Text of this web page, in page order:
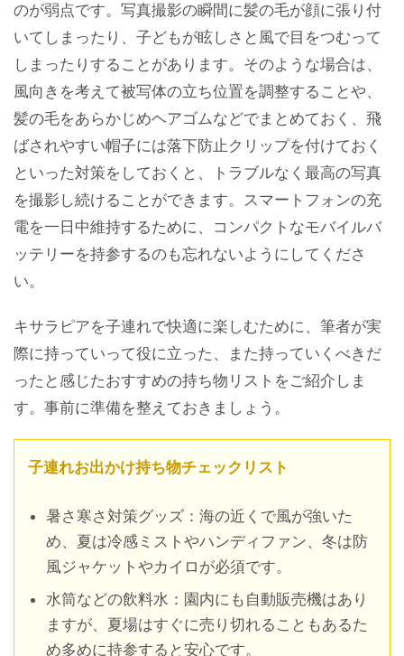
のが弱点です。写真撮影の瞬間に髪の毛が顔に張り付
いてしまったり、子どもが眩しさと風で目をつむって
しまったりすることがあります。そのような場合は、
風向きを考えて被写体の立ち位置を調整することや、
髪の毛をあらかじめヘアゴムなどでまとめておく、飛
ばされやすい帽子には落下防止クリップを付けておく
といった対策をしておくと、トラブルなく最高の写真
を撮影し続けることができます。スマートフォンの充
電を一日中維持するために、コンパクトなモバイルバ
ッテリーを持参するのも忘れないようにしてくださ
い。
キサラピアを子連れで快適に楽しむために、筆者が実
際に持っていって役に立った、また持っていくべきだ
ったと感じたおすすめの持ち物リストをご紹介しま
す。事前に準備を整えておきましょう。
子連れお出かけ持ち物チェックリスト
暑さ寒さ対策グッズ：海の近くで風が強いた
め、夏は冷感ミストやハンディファン、冬は防
風ジャケットやカイロが必須です。
水筒などの飲料水：園内にも自動販売機はあり
ますが、夏場はすぐに売り切れることもあるた
め多めに持参すると安心です。